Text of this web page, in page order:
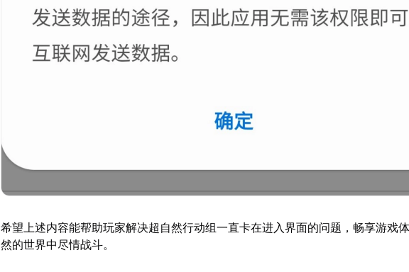
希望上述内容能帮助玩家解决超自然行动组一直卡在进入界面的问题，畅享游戏
然的世界中尽情战斗。